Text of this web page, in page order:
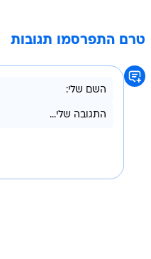
טרם התפרסמו תגובות